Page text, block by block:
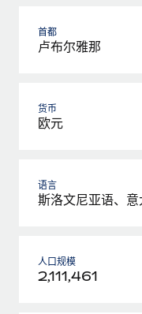
首都
卢布尔雅那
货币
欧元
语言
斯洛文尼亚语、
人口规模
2,111,461